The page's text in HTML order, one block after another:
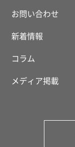
お問い合わせ
新着情報
コラム
メディア掲載